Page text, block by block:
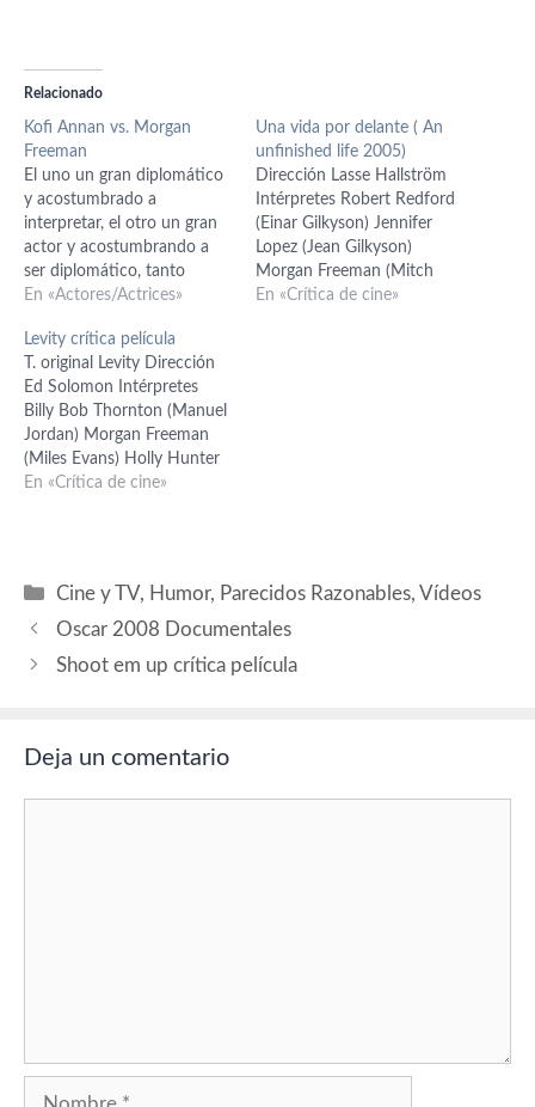
Relacionado
Kofi Annan vs. Morgan
Freeman
El uno un gran diplomático
y acostumbrado a
interpretar, el otro un gran
actor y acostumbrando a
ser diplomático, tanto
monta monta tanto,
perfectamente se podría
uno equivocar al uno con el
otro al encontrárselos. Son
Kofi Annan y Morgan
Freeman.
En «Actores/Actrices»
Una vida por delante ( An
unfinished life 2005)
Dirección Lasse Hallström
Intérpretes Robert Redford
(Einar Gilkyson) Jennifer
Lopez (Jean Gilkyson)
Morgan Freeman (Mitch
Bradley) Josh Lucas (Crane
En «Crítica de cine»
Levity crítica película
T. original Levity Dirección
Ed Solomon Intérpretes
Billy Bob Thornton (Manuel
Jordan) Morgan Freeman
(Miles Evans) Holly Hunter
(Adele Easely) Kirsten Dunst
Deakins Música Mark Oliver
Everett Montaje Pietro
Nacionalidad USA Supone
En «Crítica de cine»
Categorías
Cine y TV, Humor, Parecidos Razonables,Vídeos
Oscar 2008 Documentales
Shoot em up crítica película
Deja un comentario